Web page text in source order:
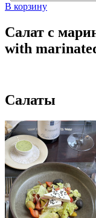
В корзину
Салат с
with
Салаты